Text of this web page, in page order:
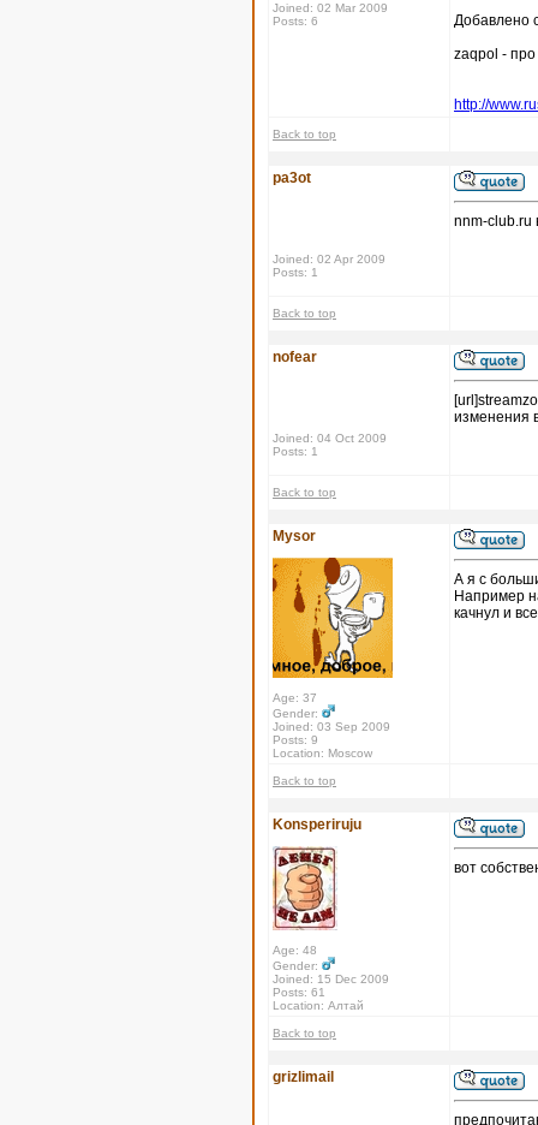
Joined: 02 Mar 2009
Posts: 6
Добавлено
zaqpol -
http://
Back to top
pa3ot
Joined: 02 Apr 2009
Posts: 1
nnm-club.ru
Back to top
nofear
Joined: 04 Oct 2009
Posts: 1
изменения
Back to top
Mysor
Age: 37
Gender:
Joined: 03 Sep 2009
Posts: 9
Location: Moscow
А я с
Например
качнул и
Back to top
Konsperiruju
Age: 48
Gender:
Joined: 15 Dec 2009
Posts: 61
Location: Алтай
вот
Back to top
grizlimail